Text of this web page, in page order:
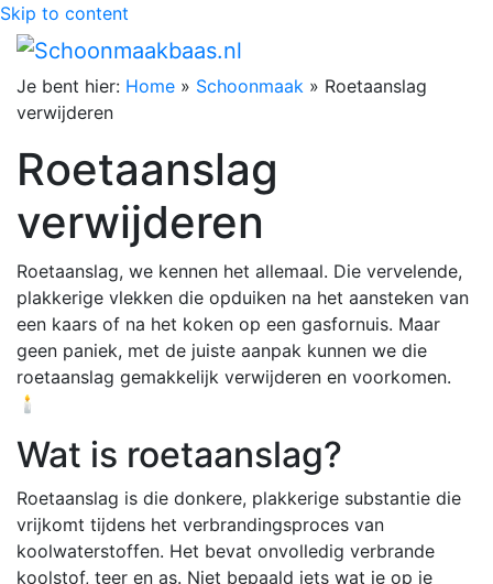
Skip to content
Je bent hier: Home » Schoonmaak » Roetaanslag
verwijderen
Roetaanslag
verwijderen
Roetaanslag, we kennen het allemaal. Die vervelende,
plakkerige vlekken die opduiken na het aansteken van
een kaars of na het koken op een gasfornuis. Maar
geen paniek, met de juiste aanpak kunnen we die
roetaanslag gemakkelijk verwijderen en voorkomen.
🕯️
Wat is roetaanslag?
Roetaanslag is die donkere, plakkerige substantie die
vrijkomt tijdens het verbrandingsproces van
koolwaterstoffen. Het bevat onvolledig verbrande
koolstof, teer en as. Niet bepaald iets wat je op je